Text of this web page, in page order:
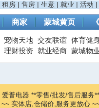
租房 | 售房 | 生意 | 就业 | 活动 |
商家 蒙城黄页
宠物天地 交友联谊 体育健
理财投资 就业经商 蒙城物
爱普电器 **零售/批发/售后服务**
~~ 实体店,仓储价,服务更放心